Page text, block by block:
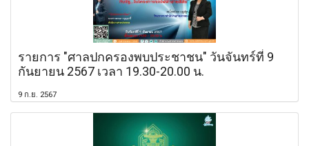
รายการ "ศาลปกครองพบประชาชน" วันจันทร์ที่ 9
กันยายน 2567 เวลา 19.30-20.00 น.
9 ก.ย. 2567